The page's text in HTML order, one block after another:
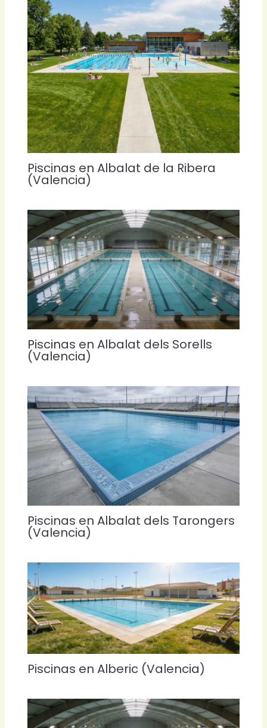
Piscinas en Albalat de la Ribera
(Valencia)
Piscinas en Albalat dels Sorells
(Valencia)
Piscinas en Albalat dels Tarongers
(Valencia)
Piscinas en Alberic (Valencia)